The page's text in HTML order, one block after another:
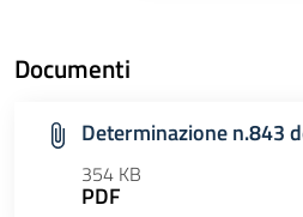
Documenti
Determinazione n.843
354 KB
PDF